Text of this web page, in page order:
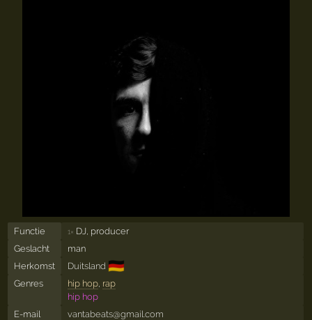
Functie 1× DJ, producer
Geslacht
man
Herkomst
Duitsland 🇩🇪
Genres hip hop, rap
hip hop
E-mail
vantabeats@gmail.com